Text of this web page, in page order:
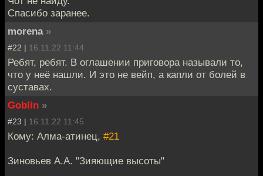
Спасибо заранее.
morena »
#22 | 16.11.22 11:44
Ребят, ребят. В оглашении приговора называли то,
что у неё нашли. И это не вейп, а капли от болей в
суставах.
Goblin »
#23 | 16.11.22 11:45
Кому: Алма-атинец, #21
Зиновьев А.А. "Зияющие высоты"